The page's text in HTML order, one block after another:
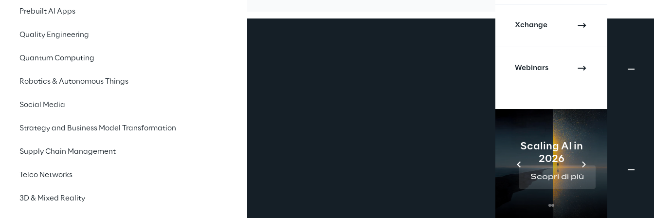
Prebuilt AI Apps
Quality Engineering
Quantum Computing
Robotics & Autonomous Things
Social Media
Strategy and Business Model Transformation
Supply Chain Management
Telco Networks
3D & Mixed Reality
Xchange
Webinars
Scaling AI in
2026
Scopri di più
Offices
Investors
Privacy & legal